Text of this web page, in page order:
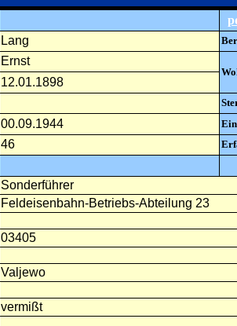
Lang
Ernst
12.01.1898
00.09.1944
46
Sonderführer
Feldeisenbahn-Betriebs-Abteilung 23
03405
Valjewo
vermißt